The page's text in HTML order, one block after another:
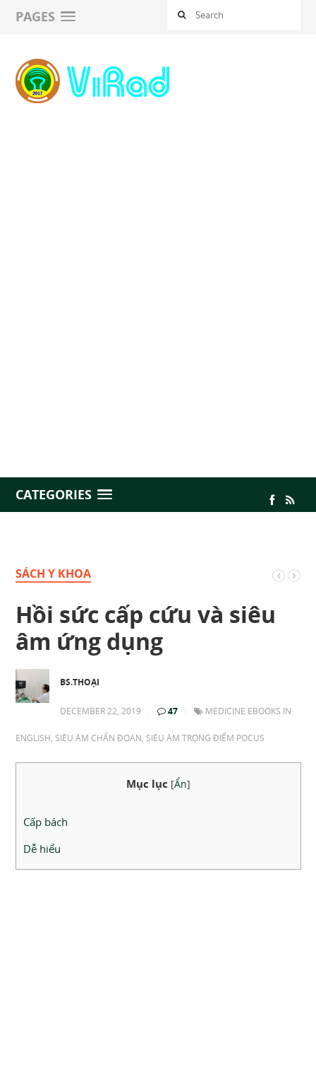
PAGES
CATEGORIES
SÁCH Y KHOA
Hồi sức cấp cứu và siêu
âm ứng dụng
BS.THOẠI
DECEMBER 22, 2019 47 MEDICINE EBOOKS IN
ENGLISH, SIÊU ÂM CHẨN ĐOÁN, SIÊU ÂM TRỌNG ĐIỂM POCUS
Mục lục [Ẩn]
Cấp bách
Dễ hiểu